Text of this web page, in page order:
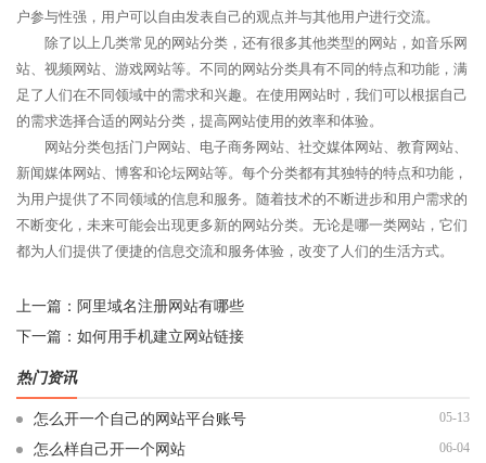
户参与性强，用户可以自由发表自己的观点并与其他用户进行交流。
除了以上几类常见的网站分类，还有很多其他类型的网站，如音乐网
站、视频网站、游戏网站等。不同的网站分类具有不同的特点和功能，满
足了人们在不同领域中的需求和兴趣。在使用网站时，我们可以根据自己
的需求选择合适的网站分类，提高网站使用的效率和体验。
网站分类包括门户网站、电子商务网站、社交媒体网站、教育网站、
新闻媒体网站、博客和论坛网站等。每个分类都有其独特的特点和功能，
为用户提供了不同领域的信息和服务。随着技术的不断进步和用户需求的
不断变化，未来可能会出现更多新的网站分类。无论是哪一类网站，它们
都为人们提供了便捷的信息交流和服务体验，改变了人们的生活方式。
上一篇： 阿里域名注册网站有哪些
下一篇： 如何用手机建立网站链接
热门资讯
怎么开一个自己的网站平台账号 05-13
怎么样自己开一个网站 06-04